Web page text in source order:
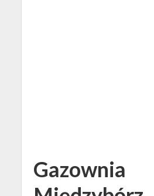
Gazownia